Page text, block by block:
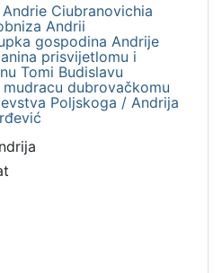
Ciubranovichia
Andrii
gospodina Andrije
prisvijetlomu i
Tomi Budislavu
dubrovačkomu
Poljskoga / Andrija